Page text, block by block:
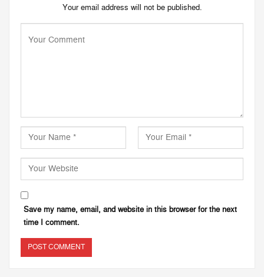
Your email address will not be published.
Save my name, email, and website in this browser for the next
time I comment.